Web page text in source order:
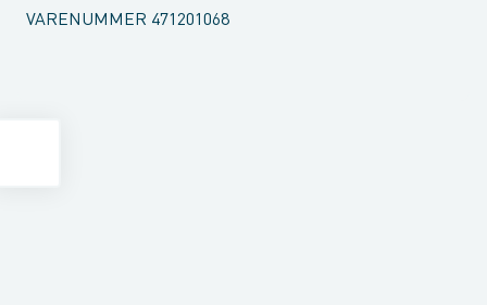
VARENUMMER 471201068